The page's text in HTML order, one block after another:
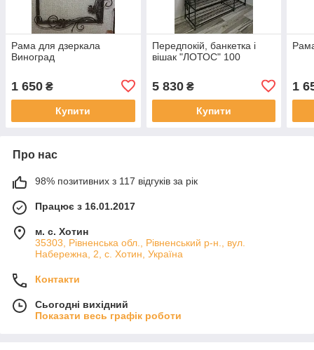
Рама для дзеркала
Виноград
1 650 ₴
Купити
Передпокій, банкетка і
вішак "ЛОТОС" 100
5 830₴
Купити
1
Про нас
98% позитивних з 117 відгуків за рік
Працює з 16.01.2017
м. с. Хотин
35303, Рівненська обл., Рівненський р-н., вул.
Набережна, 2, с. Хотин, Україна
Контакти
Сьогодні вихідний
Показати весь графік роботи